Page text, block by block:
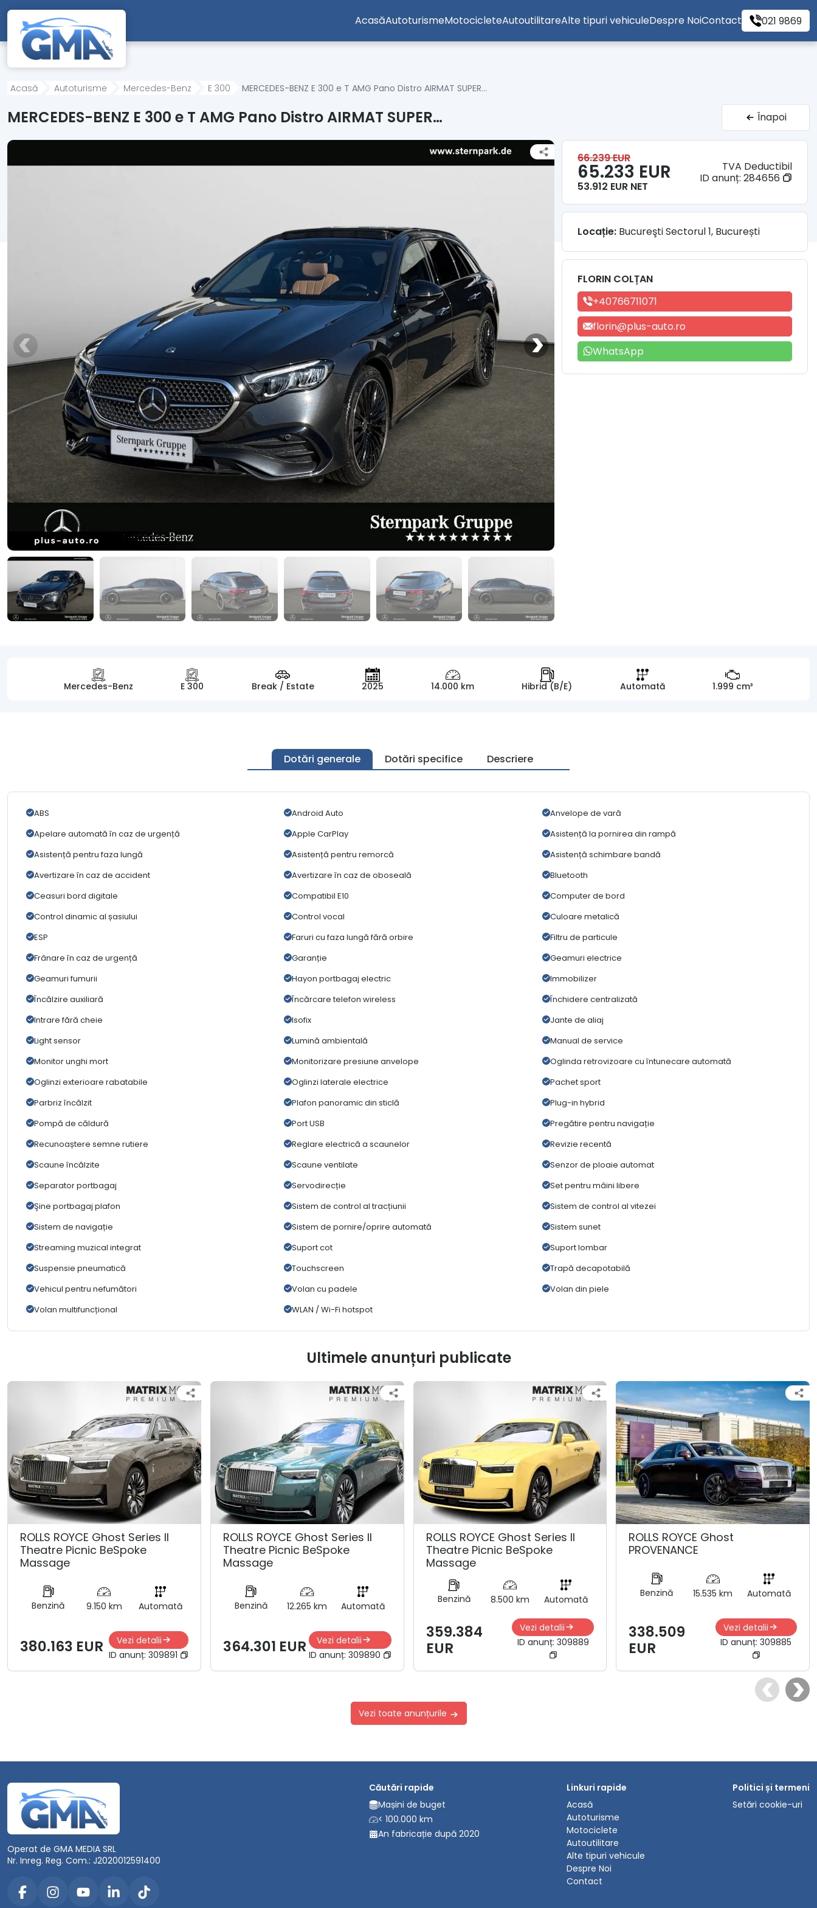
Mergi direct la conținutul principal
AcasăAutoturismeMotocicleteAutoutilitareAlte tipuri vehiculeDespre NoiContact 021 9869
Acasă Autoturisme Mercedes-Benz E 300 MERCEDES-BENZ E 300 e T AMG Pano Distro AIRMAT SUPER…
MERCEDES-BENZ E 300 e T AMG Pano Distro AIRMAT SUPER… Înapoi
Mercedes-Benz E 300 Break / Estate 2025 14.000 km Hibrid (B/E) Automată 1.999 cm³
Dotări generale Dotări specifice Descriere
ABS Android Auto
Anvelope de vară
Apelare automată în caz de urgență
Apple CarPlay
Asistență la pornirea din rampă
Asistență pentru faza lungă
Asistență pentru remorcă
Asistență schimbare bandă
Avertizare în caz de accident
Avertizare în caz de oboseală
Bluetooth
Ceasuri bord digitale
Compatibil E10
Computer de bord
Control dinamic al șasiului
Control vocal
Culoare metalică
ESP
Faruri cu faza lungă fără orbire
Filtru de particule
Frânare în caz de urgență
Garanție
Geamuri electrice
Geamuri fumurii
Hayon portbagaj electric
Immobilizer
Încălzire auxiliară
Încărcare telefon wireless
Închidere centralizată
Intrare fără cheie
Isofix
Jante de aliaj
Light sensor
Lumină ambientală
Manual de service
Monitor unghi mort
Monitorizare presiune anvelope
Oglinda retrovizoare cu întunecare automată
Oglinzi exterioare rabatabile
Oglinzi laterale electrice
Pachet sport
Parbriz încălzit
Plafon panoramic din sticlă
Plug-in hybrid
Pompă de căldură
Port USB
Pregătire pentru navigație
Recunoaștere semne rutiere
Reglare electrică a scaunelor
Revizie recentă
Scaune încălzite
Scaune ventilate
Senzor de ploaie automat
Separator portbagaj
Servodirecție
Set pentru mâini libere
Şine portbagaj plafon
Sistem de control al tracțiunii
Sistem de control al vitezei
Sistem de navigație
Sistem de pornire/oprire automată
Sistem sunet
Streaming muzical integrat
Suport cot
Suport lombar
Suspensie pneumatică
Touchscreen
Trapă decapotabilă
Vehicul pentru nefumători
Volan cu padele
Volan din piele
Volan multifuncțional
WLAN / Wi-Fi hotspot
66.239 EUR
65.233 EUR
53.912 EUR NET
TVA Deductibil
ID anunț: 284656
Locație: Bucureşti Sectorul 1, București
FLORIN COLȚAN
+40766711071
florin@plus-auto.ro
WhatsApp
Ultimele anunțuri publicate
ROLLS ROYCE Ghost Series ll
Theatre Picnic BeSpoke
Massage
Benzină 9.150 km Automată
380.163 EUR
Vezi detalii
ID anunț: 309891
ROLLS ROYCE Ghost Series ll
Theatre Picnic BeSpoke
Massage
Benzină 12.265 km Automată
364.301 EUR
Vezi detalii
ID anunț: 309890
ROLLS ROYCE Ghost Series ll
Theatre Picnic BeSpoke
Massage
Benzină 8.500 km Automată
359.384
EUR
Vezi detalii
ID anunț: 309889
ROLLS ROYCE Ghost
PROVENANCE
Benzină 15.535 km Automată
338.509
EUR
Vezi detalii
ID anunț:309885
Vezi toate anunțurile
Operat de GMA MEDIA SRL
Nr. Inreg. Reg. Com.: J2020012591400
Căutări rapide
Mașini de buget
< 100.000 km
An fabricație după 2020
Linkuri rapide
Acasă
Autoturisme
Motociclete
Autoutilitare
Alte tipuri vehicule
Despre Noi
Contact
Politici și termeni
Setări cookie-uri